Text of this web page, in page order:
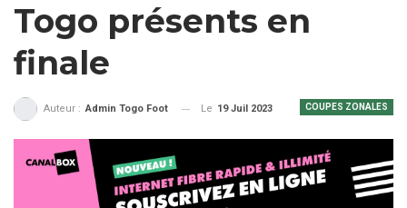
Togo présents en
finale
COUPES ZONALES
Auteur : Admin Togo Foot Le 19 Juil 2023